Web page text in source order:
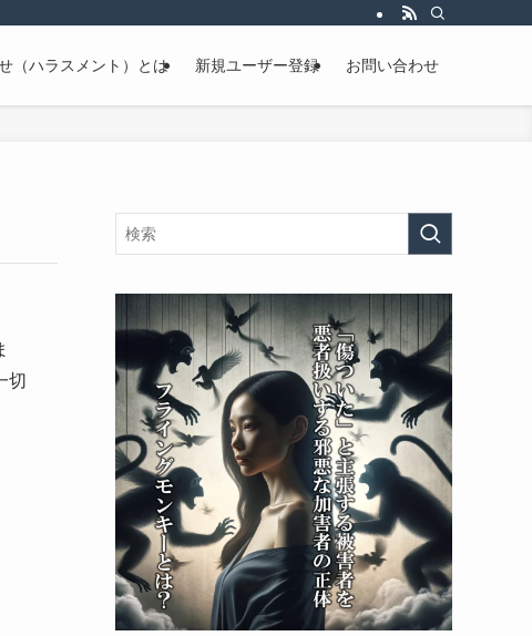
（ハラスメント）とは 新規ユーザー登録 お問い合わせ
切